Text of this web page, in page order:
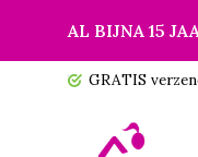
AL BIJNA 15
GRATIS